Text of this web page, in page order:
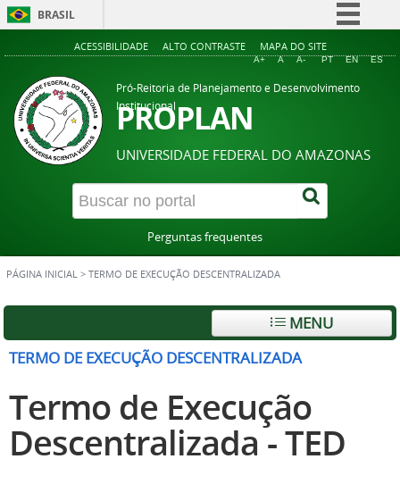
BRASIL
Simplifique!
Acesso à informação
Legislação
Canais
ACESSIBILIDADE ALTO CONTRASTE MAPA DO SITE
A+ A A- PT EN ES
Pró-Reitoria de Planejamento e Desenvolvimento
Institucional
PROPLAN
UNIVERSIDADE FEDERAL DO AMAZONAS
Perguntas frequentes
PÁGINA INICIAL > TERMO DE EXECUÇÃO DESCENTRALIZADA
MENU
TERMO DE EXECUÇÃO DESCENTRALIZADA
Termo de Execução
Descentralizada - TED